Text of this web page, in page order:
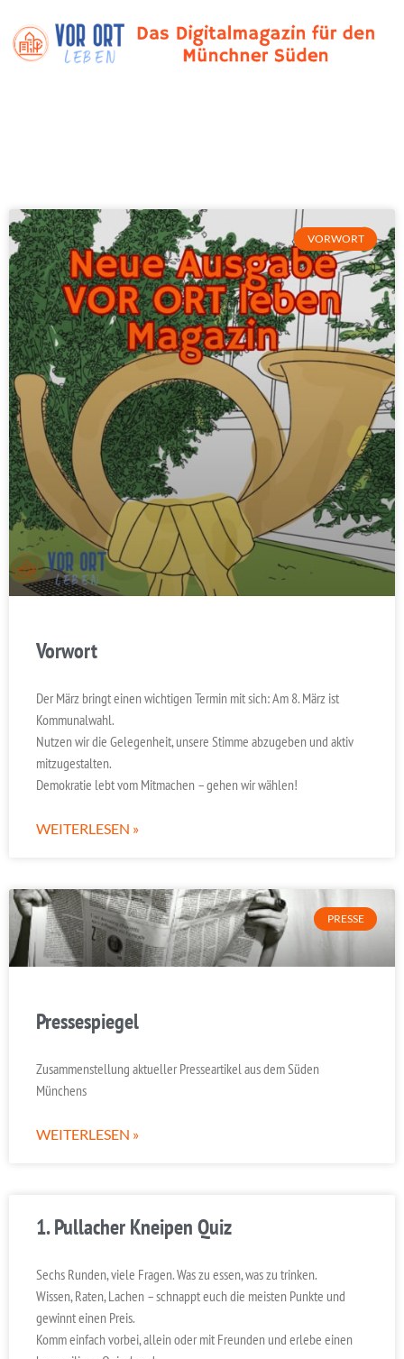
VORWORT
Vorwort
Der März bringt einen wichtigen Termin mit sich: Am 8. März ist
Kommunalwahl.
Nutzen wir die Gelegenheit, unsere Stimme abzugeben und aktiv
mitzugestalten.
Demokratie lebt vom Mitmachen – gehen wir wählen!
WEITERLESEN »
PRESSE
Pressespiegel
Zusammenstellung aktueller Presseartikel aus dem Süden
Münchens
WEITERLESEN »
1. Pullacher Kneipen Quiz
Sechs Runden, viele Fragen. Was zu essen, was zu trinken.
Wissen, Raten, Lachen – schnappt euch die meisten Punkte und
gewinnt einen Preis.
Komm einfach vorbei, allein oder mit Freunden und erlebe einen